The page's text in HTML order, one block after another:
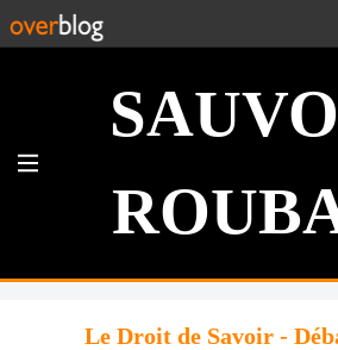
Le Droit de Savoir -